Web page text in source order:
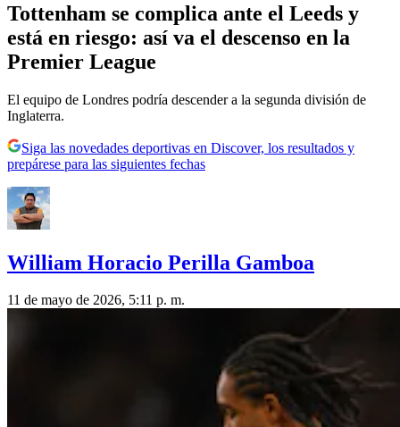
Tottenham se complica ante el Leeds y
está en riesgo: así va el descenso en la
Premier League
El equipo de Londres podría descender a la segunda división de
Inglaterra.
Siga las novedades deportivas en Discover, los resultados y
prepárese para las siguientes fechas
William Horacio Perilla Gamboa
11 de mayo de 2026, 5:11 p. m.